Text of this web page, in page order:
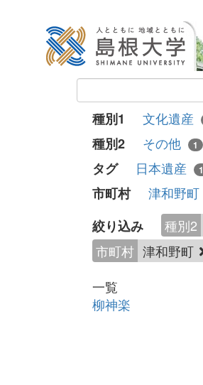
種別1 文化遺産
種別2 その他 1
タグ 日本遺産 1
市町村 津和野町
絞り込み 種別2
市町村 津和野町
一覧
柳神楽